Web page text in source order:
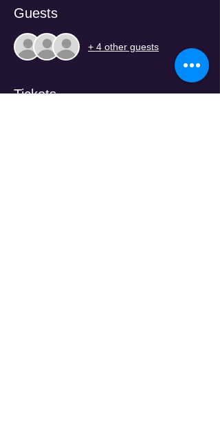
Guests
+ 4 other guests
Tickets